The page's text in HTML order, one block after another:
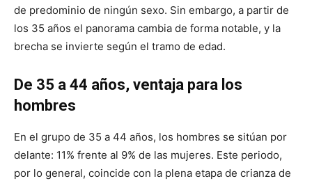
de predominio de ningún sexo. Sin embargo, a partir de
los 35 años el panorama cambia de forma notable, y la
brecha se invierte según el tramo de edad.
De 35 a 44 años, ventaja para los
hombres
En el grupo de 35 a 44 años, los hombres se sitúan por
delante: 11% frente al 9% de las mujeres. Este periodo,
por lo general, coincide con la plena etapa de crianza de